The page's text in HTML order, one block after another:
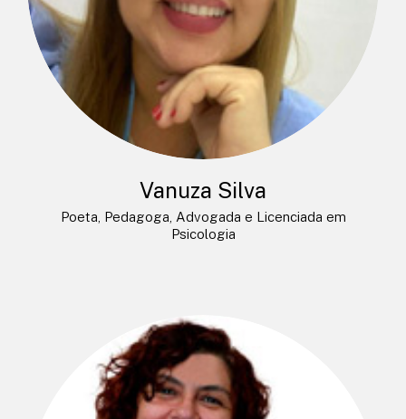
Vanuza Silva
Poeta, Pedagoga, Advogada e Licenciada em
Psicologia